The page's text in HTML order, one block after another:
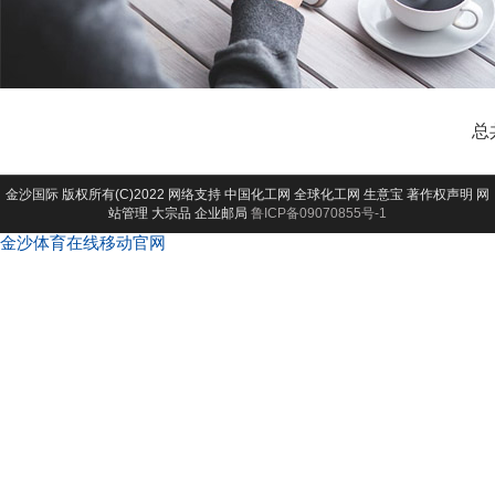
总
金沙国际 版权所有(C)2022 网络支持 中国化工网 全球化工网 生意宝 著作权声明 网
站管理 大宗品 企业邮局 鲁ICP备09070855号-1
金沙体育在线移动官网